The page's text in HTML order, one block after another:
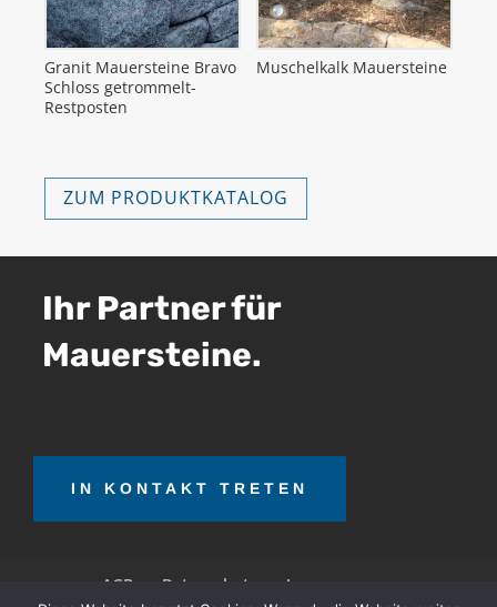
Granit Mauersteine Bravo
Schloss getrommelt-
Restposten
Muschelkalk Mauersteine
ZUM PRODUKTKATALOG
Ihr Partner für
Mauersteine.
IN KONTAKT TRETEN
AGB Datenschutz Impressum